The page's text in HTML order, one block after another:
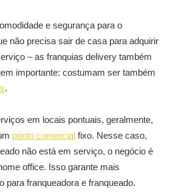
e segurança para o
não precisa sair de casa para adquirir
– as franquias delivery também
importante: costumam ser também
.
em locais pontuais, geralmente,
ponto comercial fixo. Nesse caso,
não está em serviço, o negócio é
office. Isso garante mais
para franqueadora e franqueado.